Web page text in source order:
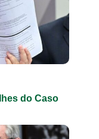
do Caso